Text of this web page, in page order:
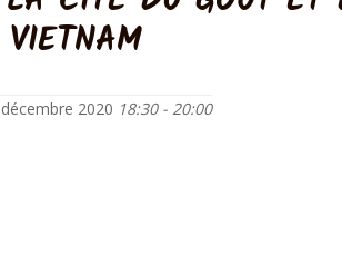
2020 18:30 - 20:00